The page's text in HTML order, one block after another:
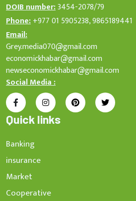
DOIB number:3454-2078/79
Phone:+977 01 5905238, 9865189441
Email:
Grey.media070@gmail.com
economickhabar@gmail.com
newseconomickhabar@gmail.com
Social Media :
Quick links
Banking
insurance
Market
Cooperative